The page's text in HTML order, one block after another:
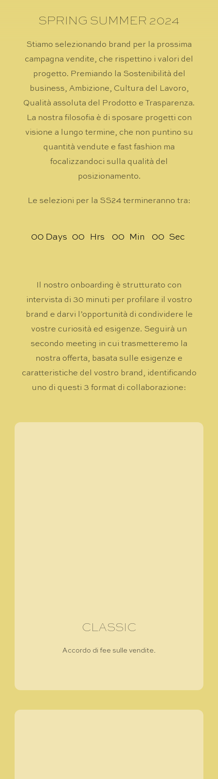
SPRING SUMMER 2024
Stiamo selezionando brand per la prossima
campagna vendite, che rispettino i valori del
progetto. Premiando la Sostenibilità del
business, Ambizione, Cultura del Lavoro,
Qualità assoluta del Prodotto e Trasparenza.
La nostra filosofia è di sposare progetti con
visione a lungo termine, che non puntino su
quantità vendute e fast fashion ma
focalizzandoci sulla qualità del
posizionamento.
Le selezioni per la SS24 termineranno tra:
00 Days 00 Hrs 00 Min 00 Sec
Il nostro onboarding è strutturato con
intervista di 30 minuti per profilare il vostro
brand e darvi l’opportunità di condividere le
vostre curiosità ed esigenze. Seguirà un
secondo meeting in cui trasmetteremo la
nostra offerta, basata sulle esigenze e
caratteristiche del vostro brand, identificando
uno di questi 3 format di collaborazione:
CLASSIC
Accordo di fee sulle vendite.